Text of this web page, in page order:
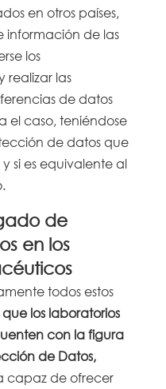
en otros países,
información de las
los
realizar las
de datos
el caso, teniéndose
de datos que
si es equivalente al
de
en los
todos estos
los laboratorios
con la figura
de Datos,
capaz de ofrecer